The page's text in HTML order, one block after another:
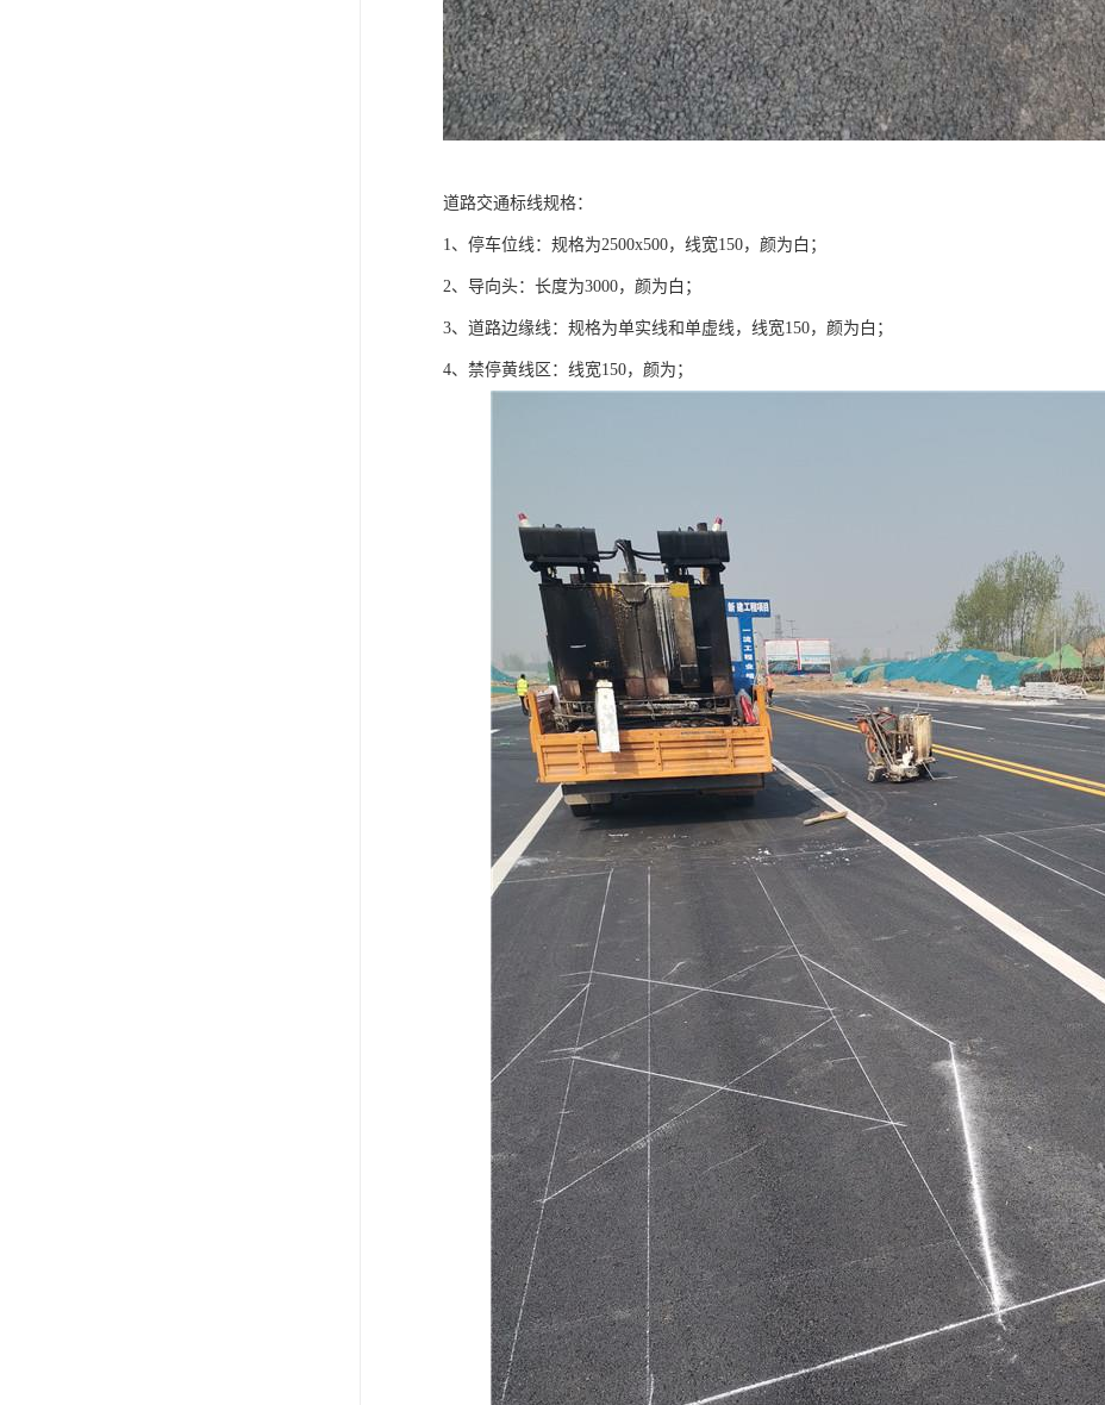
道路交通标线规格：
1、停车位线：规格为2500x500，线宽150，颜为白；
2、导向头：长度为3000，颜为白；
3、道路边缘线：规格为单实线和单虚线，线宽150，颜为白；
4、禁停黄线区：线宽150，颜为；